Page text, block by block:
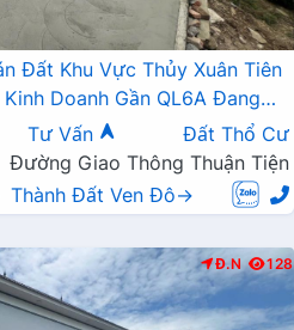
Đất Khu Vực Thủy Xuân Tiên
Doanh Gần QL6A Đang
Tư Vấn
Đất Thổ Cư
Đường Giao Thông Thuận Tiện
Thành Đất Ven Đô→
Đ.N 128